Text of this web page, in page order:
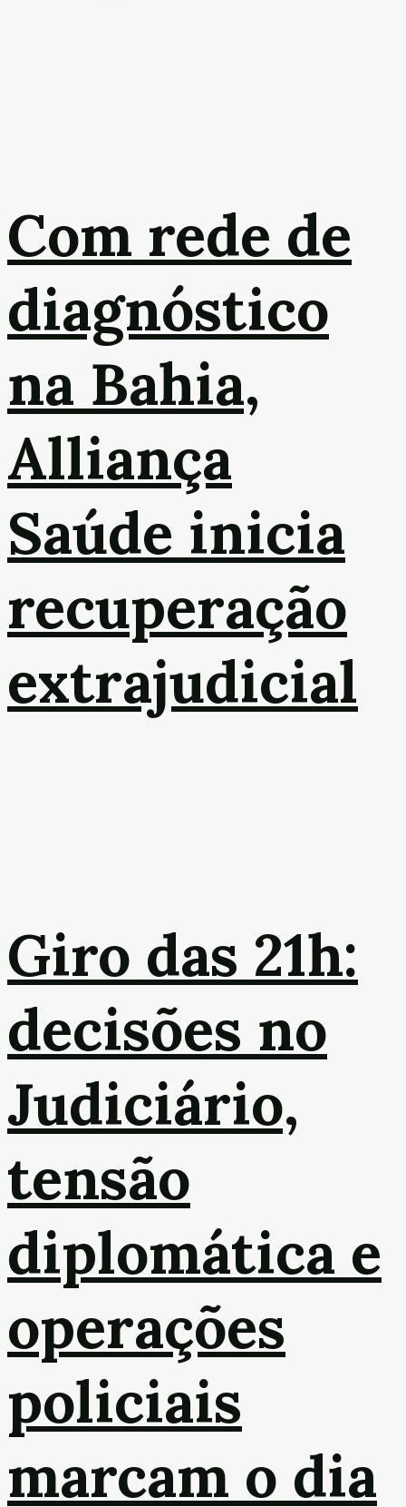
Com rede de
diagnóstico
na Bahia,
Alliança
Saúde inicia
recuperação
extrajudicial
Giro das 21h:
decisões no
Judiciário,
tensão
diplomática e
operações
policiais
marcam o dia